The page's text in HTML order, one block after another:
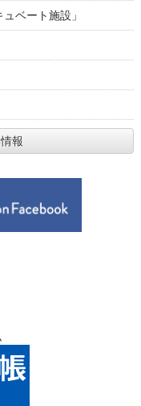
ベート施設」
報